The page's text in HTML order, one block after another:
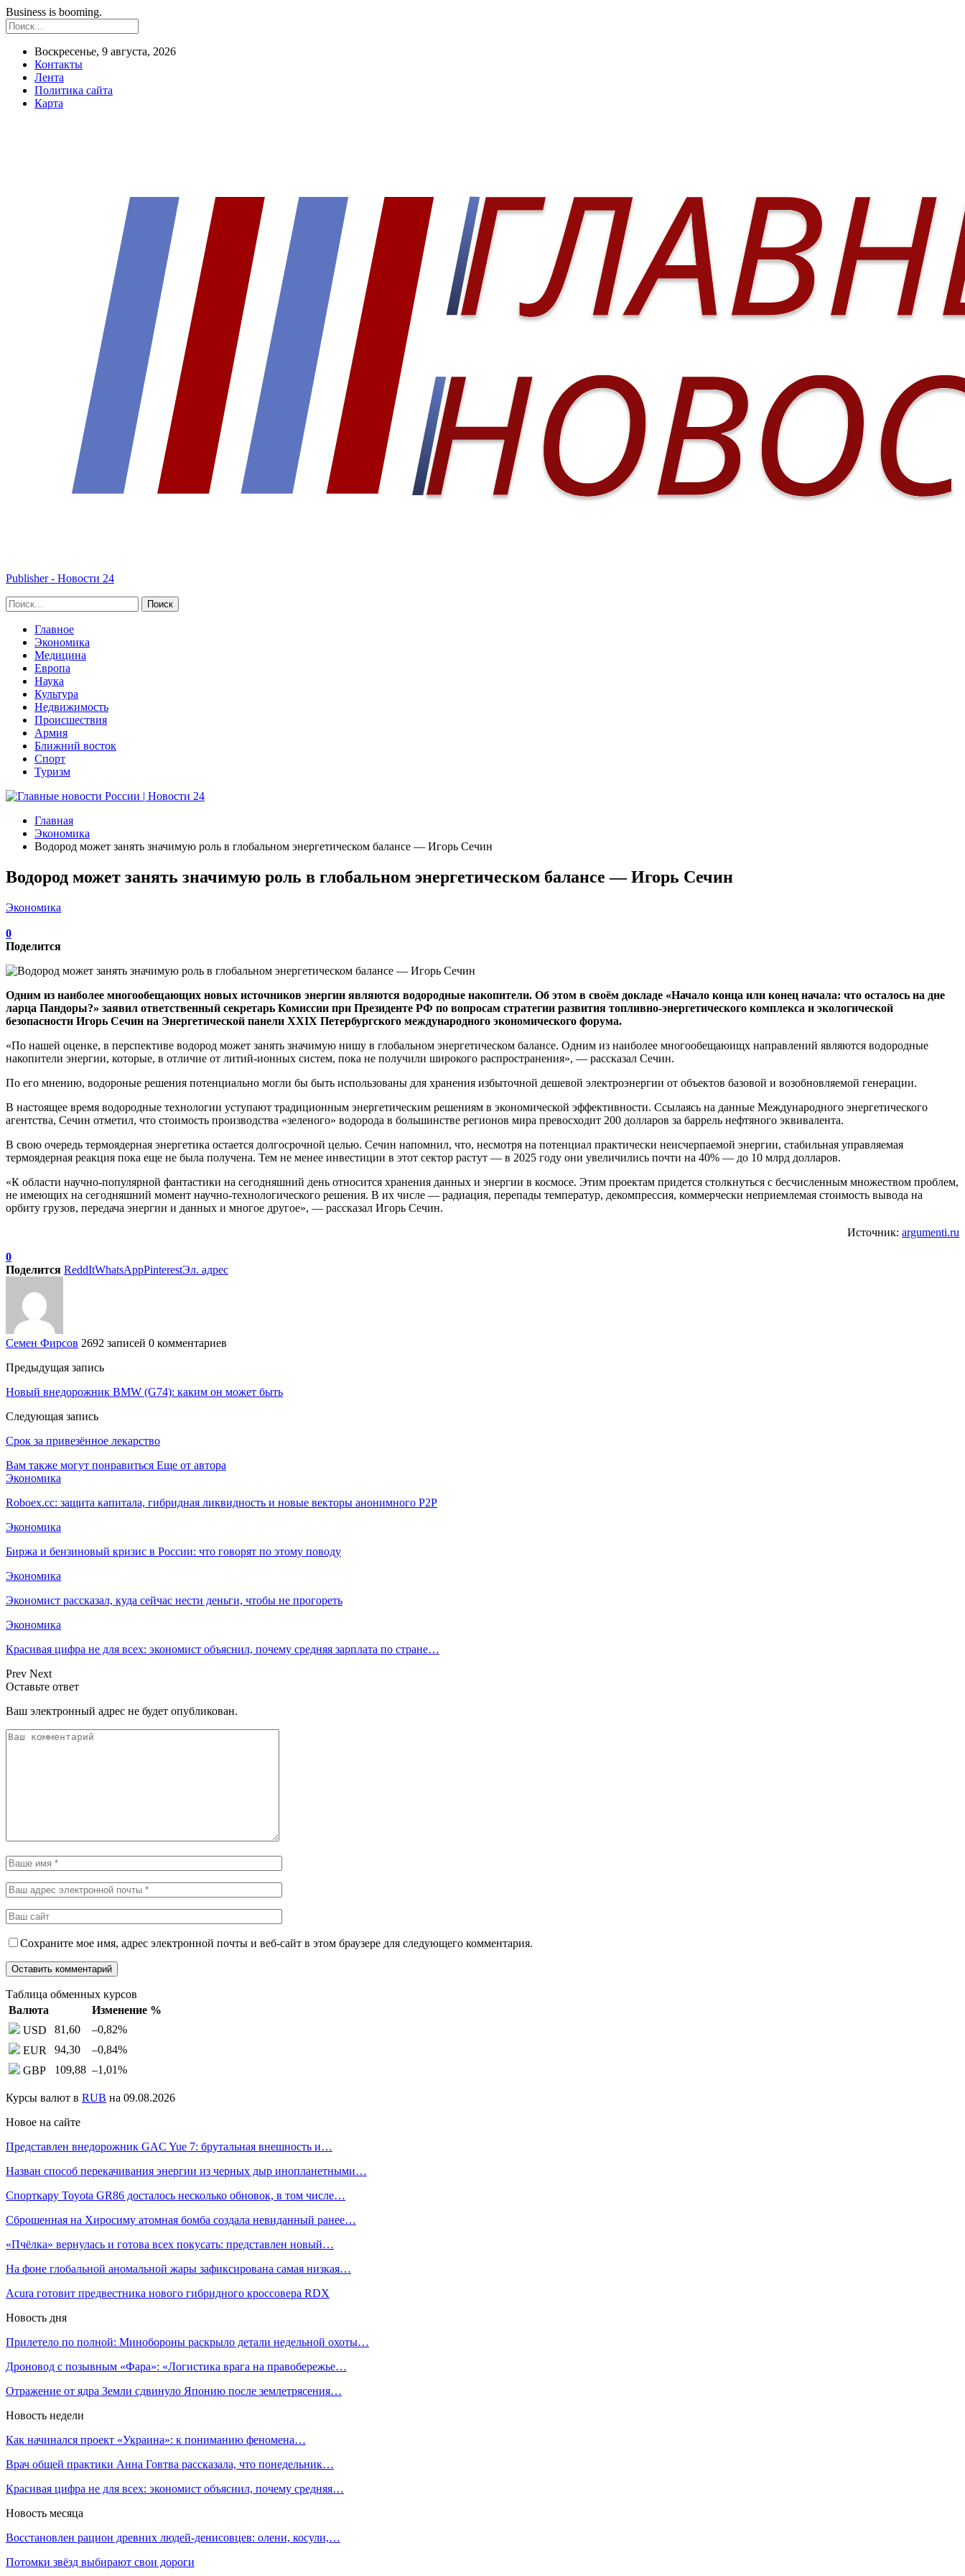
Business is booming.
Воскресенье, 9 августа, 2026
Контакты
Лента
Политика сайта
Карта
Publisher - Новости 24
Главное
Экономика
Медицина
Европа
Наука
Культура
Недвижимость
Происшествия
Армия
Ближний восток
Спорт
Туризм
Главная
Экономика
Водород может занять значимую роль в глобальном энергетическом балансе — Игорь Сечин
Водород может занять значимую роль в глобальном энергетическом балансе — Игорь Сечин
Экономика
0
Поделится
Одним из наиболее многообещающих новых источников энергии являются водородные накопители. Об этом в своём докладе «Начало конца или конец начала: что осталось на дне
ларца Пандоры?» заявил ответственный секретарь Комиссии при Президенте РФ по вопросам стратегии развития топливно-энергетического комплекса и экологической
безопасности Игорь Сечин на Энергетической панели XXIX Петербургского международного экономического форума.
«По нашей оценке, в перспективе водород может занять значимую нишу в глобальном энергетическом балансе. Одним из наиболее многообещаюищх направлений являются водородные
накопители энергии, которые, в отличие от литий-ионных систем, пока не получили широкого распространения», — рассказал Сечин.
По его мнению, водороные решения потенциально могли бы быть использованы для хранения избыточной дешевой электроэнергии от объектов базовой и возобновляемой генерации.
В настоящее время водородные технологии уступают традиционным энергетическим решениям в экономической эффективности. Ссылаясь на данные Международного энергетического
агентства, Сечин отметил, что стоимость производства «зеленого» водорода в большинстве регионов мира превосходит 200 долларов за баррель нефтяного эквивалента.
В свою очередь термоядерная энергетика остается долгосрочной целью. Сечин напомнил, что, несмотря на потенциал практически неисчерпаемой энергии, стабильная управляемая
термоядерная реакция пока еще не была получена. Тем не менее инвестиции в этот сектор растут — в 2025 году они увеличились почти на 40% — до 10 млрд долларов.
«К области научно-популярной фантастики на сегодняшний день относится хранения данных и энергии в космосе. Этим проектам придется столкнуться с бесчисленным множеством проблем,
не имеющих на сегодняшний момент научно-технологического решения. В их числе — радиация, перепады температур, декомпрессия, коммерчески неприемлемая стоимость вывода на
орбиту грузов, передача энергии и данных и многое другое», — рассказал Игорь Сечин.
Источник: argumenti.ru
0
Поделится ReddItWhatsAppPinterestЭл. адрес
Семен Фирсов 2692 записей 0 комментариев
Предыдущая запись
Новый внедорожник BMW (G74): каким он может быть
Следующая запись
Срок за привезённое лекарство
Вам также могут понравиться Еще от автора
Экономика
Roboex.cc: защита капитала, гибридная ликвидность и новые векторы анонимного P2P
Экономика
Биржа и бензиновый кризис в России: что говорят по этому поводу
Экономика
Экономист рассказал, куда сейчас нести деньги, чтобы не прогореть
Экономика
Красивая цифра не для всех: экономист объяснил, почему средняя зарплата по стране…
Prev Next
Оставьте ответ
Ваш электронный адрес не будет опубликован.
Сохраните мое имя, адрес электронной почты и веб-сайт в этом браузере для следующего комментария.
Таблица обменных курсов
Валюта
Изменение %
USD
81,60 –0,82%
EUR
94,30 –0,84%
GBP
109,88 –1,01%
Курсы валют в RUB на 09.08.2026
Новое на сайте
Представлен внедорожник GAC Yue 7: брутальная внешность и…
Назван способ перекачивания энергии из черных дыр инопланетными…
Спорткару Toyota GR86 досталось несколько обновок, в том числе…
Сброшенная на Хиросиму атомная бомба создала невиданный ранее…
«Пчёлка» вернулась и готова всех покусать: представлен новый…
На фоне глобальной аномальной жары зафиксирована самая низкая…
Acura готовит предвестника нового гибридного кроссовера RDX
Новость дня
Прилетело по полной: Минобороны раскрыло детали недельной охоты…
Дроновод с позывным «Фара»: «Логистика врага на правобережье…
Отражение от ядра Земли сдвинуло Японию после землетрясения…
Новость недели
Как начинался проект «Украина»: к пониманию феномена…
Врач общей практики Анна Говтва рассказала, что понедельник…
Красивая цифра не для всех: экономист объяснил, почему средняя…
Новость месяца
Восстановлен рацион древних людей-денисовцев: олени, косули,…
Потомки звёзд выбирают свои дороги